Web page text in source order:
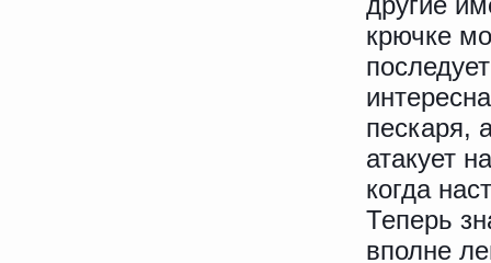
крючке
пескаря,
атакует
когда
Теперь
вполне